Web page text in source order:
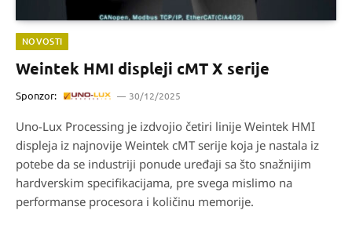
NOVOSTI
Weintek HMI displeji cMT X serije
Sponzor: 30/12/2025
Uno-Lux Processing je izdvojio četiri linije Weintek HMI
displeja iz najnovije Weintek cMT serije koja je nastala iz
potebe da se industriji ponude uređaji sa što snažnijim
hardverskim specifikacijama, pre svega mislimo na
performanse procesora i količinu memorije.